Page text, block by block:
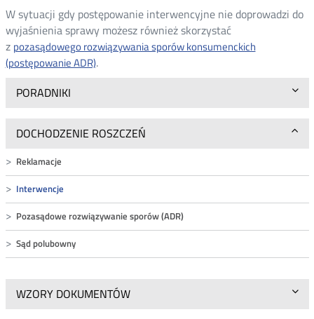
PORADNIKI
DOCHODZENIE ROSZCZEŃ
Reklamacje
Interwencje
Pozasądowe rozwiązywanie sporów (ADR)
Sąd polubowny
WZORY DOKUMENTÓW
W sytuacji gdy postępowanie interwencyjne nie doprowadzi do
wyjaśnienia sprawy możesz również skorzystać
z pozasądowego rozwiązywania sporów konsumenckich
(postępowanie ADR).